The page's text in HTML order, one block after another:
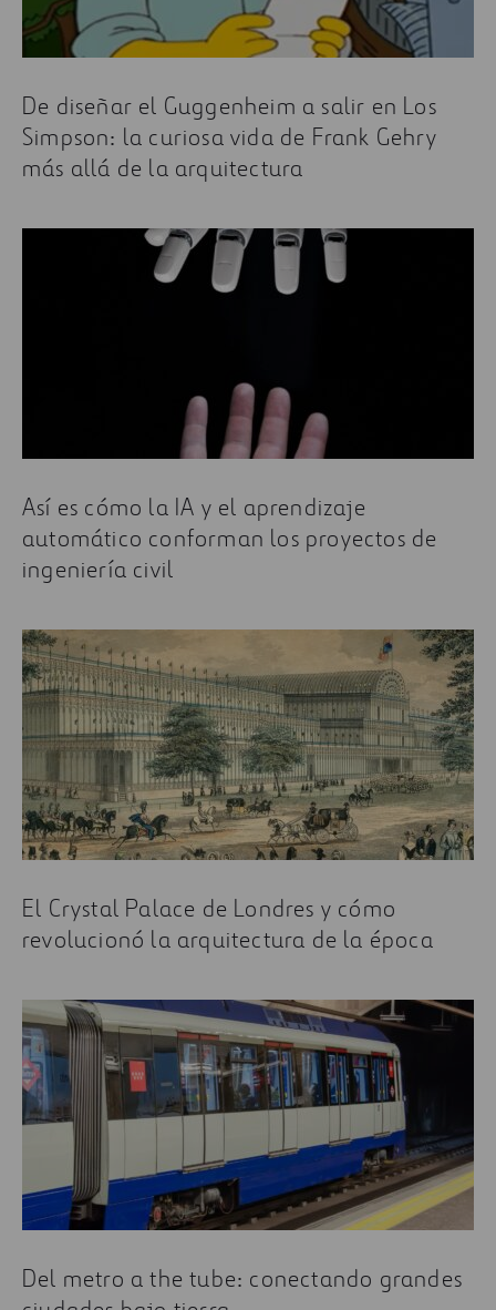
De diseñar el Guggenheim a salir en Los
Simpson: la curiosa vida de Frank Gehry
más allá de la arquitectura
Así es cómo la IA y el aprendizaje
automático conforman los proyectos de
ingeniería civil
El Crystal Palace de Londres y cómo
revolucionó la arquitectura de la época
Del metro a the tube: conectando grandes